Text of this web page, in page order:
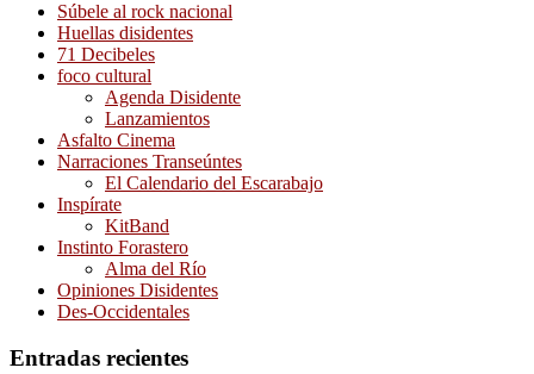
Súbele al rock nacional
Huellas disidentes
71 Decibeles
foco cultural
Agenda Disidente
Lanzamientos
Asfalto Cinema
Narraciones Transeúntes
El Calendario del Escarabajo
Inspírate
KitBand
Instinto Forastero
Alma del Río
Opiniones Disidentes
Des-Occidentales
Entradas recientes